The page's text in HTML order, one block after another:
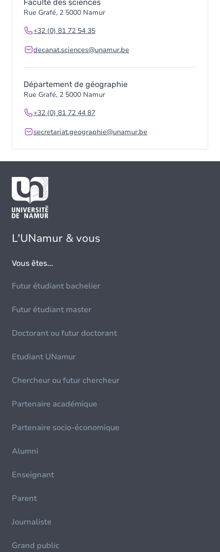
Faculté des sciences
Rue Grafé, 2 5000 Namur
+32 (0) 81 72 54 35
decanat.sciences@unamur.be
Département de géographie
Rue Grafé, 2 5000 Namur
+32 (0) 81 72 44 87
secretariat.geographie@unamur.be
L'UNamur & vous
Vous êtes...
Futur étudiant bachelier
Futur étudiant master
Doctorant ou futur doctorant
Etudiant UNamur
Chercheur ou futur chercheur
Partenaire académique
Partenaire socio-économique
Alumni
Enseignant
Parent
Journaliste
Grand public